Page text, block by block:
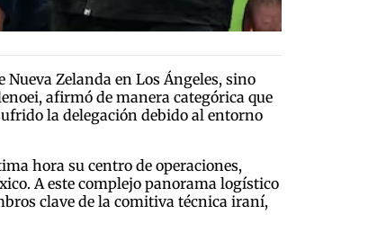
Zelanda en Los Ángeles, sino
afirmó de manera categórica que
la delegación debido al entorno
hora su centro de operaciones,
A este complejo panorama logístico
clave de la comitiva técnica iraní,